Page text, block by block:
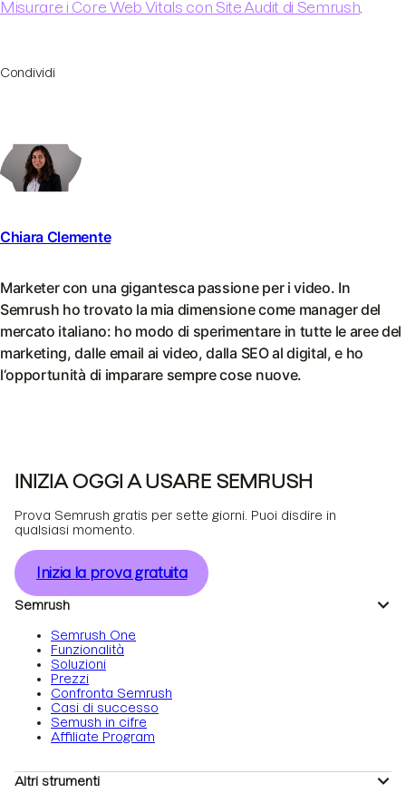
Misurare i Core Web Vitals con Site Audit di Semrush
Condividi
Chiara Clemente
Marketer con una gigantesca passione per i video. In
Semrush ho trovato la mia dimensione come manager del
mercato italiano: ho modo di sperimentare in tutte le aree del
marketing, dalle email ai video, dalla SEO al digital, e ho
l‘opportunità di imparare sempre cose nuove.
INIZIA OGGI A USARE SEMRUSH
Prova Semrush gratis per sette giorni. Puoi disdire in
qualsiasi momento.
Inizia la prova gratuita
Semrush
Semrush One
Funzionalità
Soluzioni
Prezzi
Confronta Semrush
Casi di successo
Semush in cifre
Affiliate Program
Altri strumenti